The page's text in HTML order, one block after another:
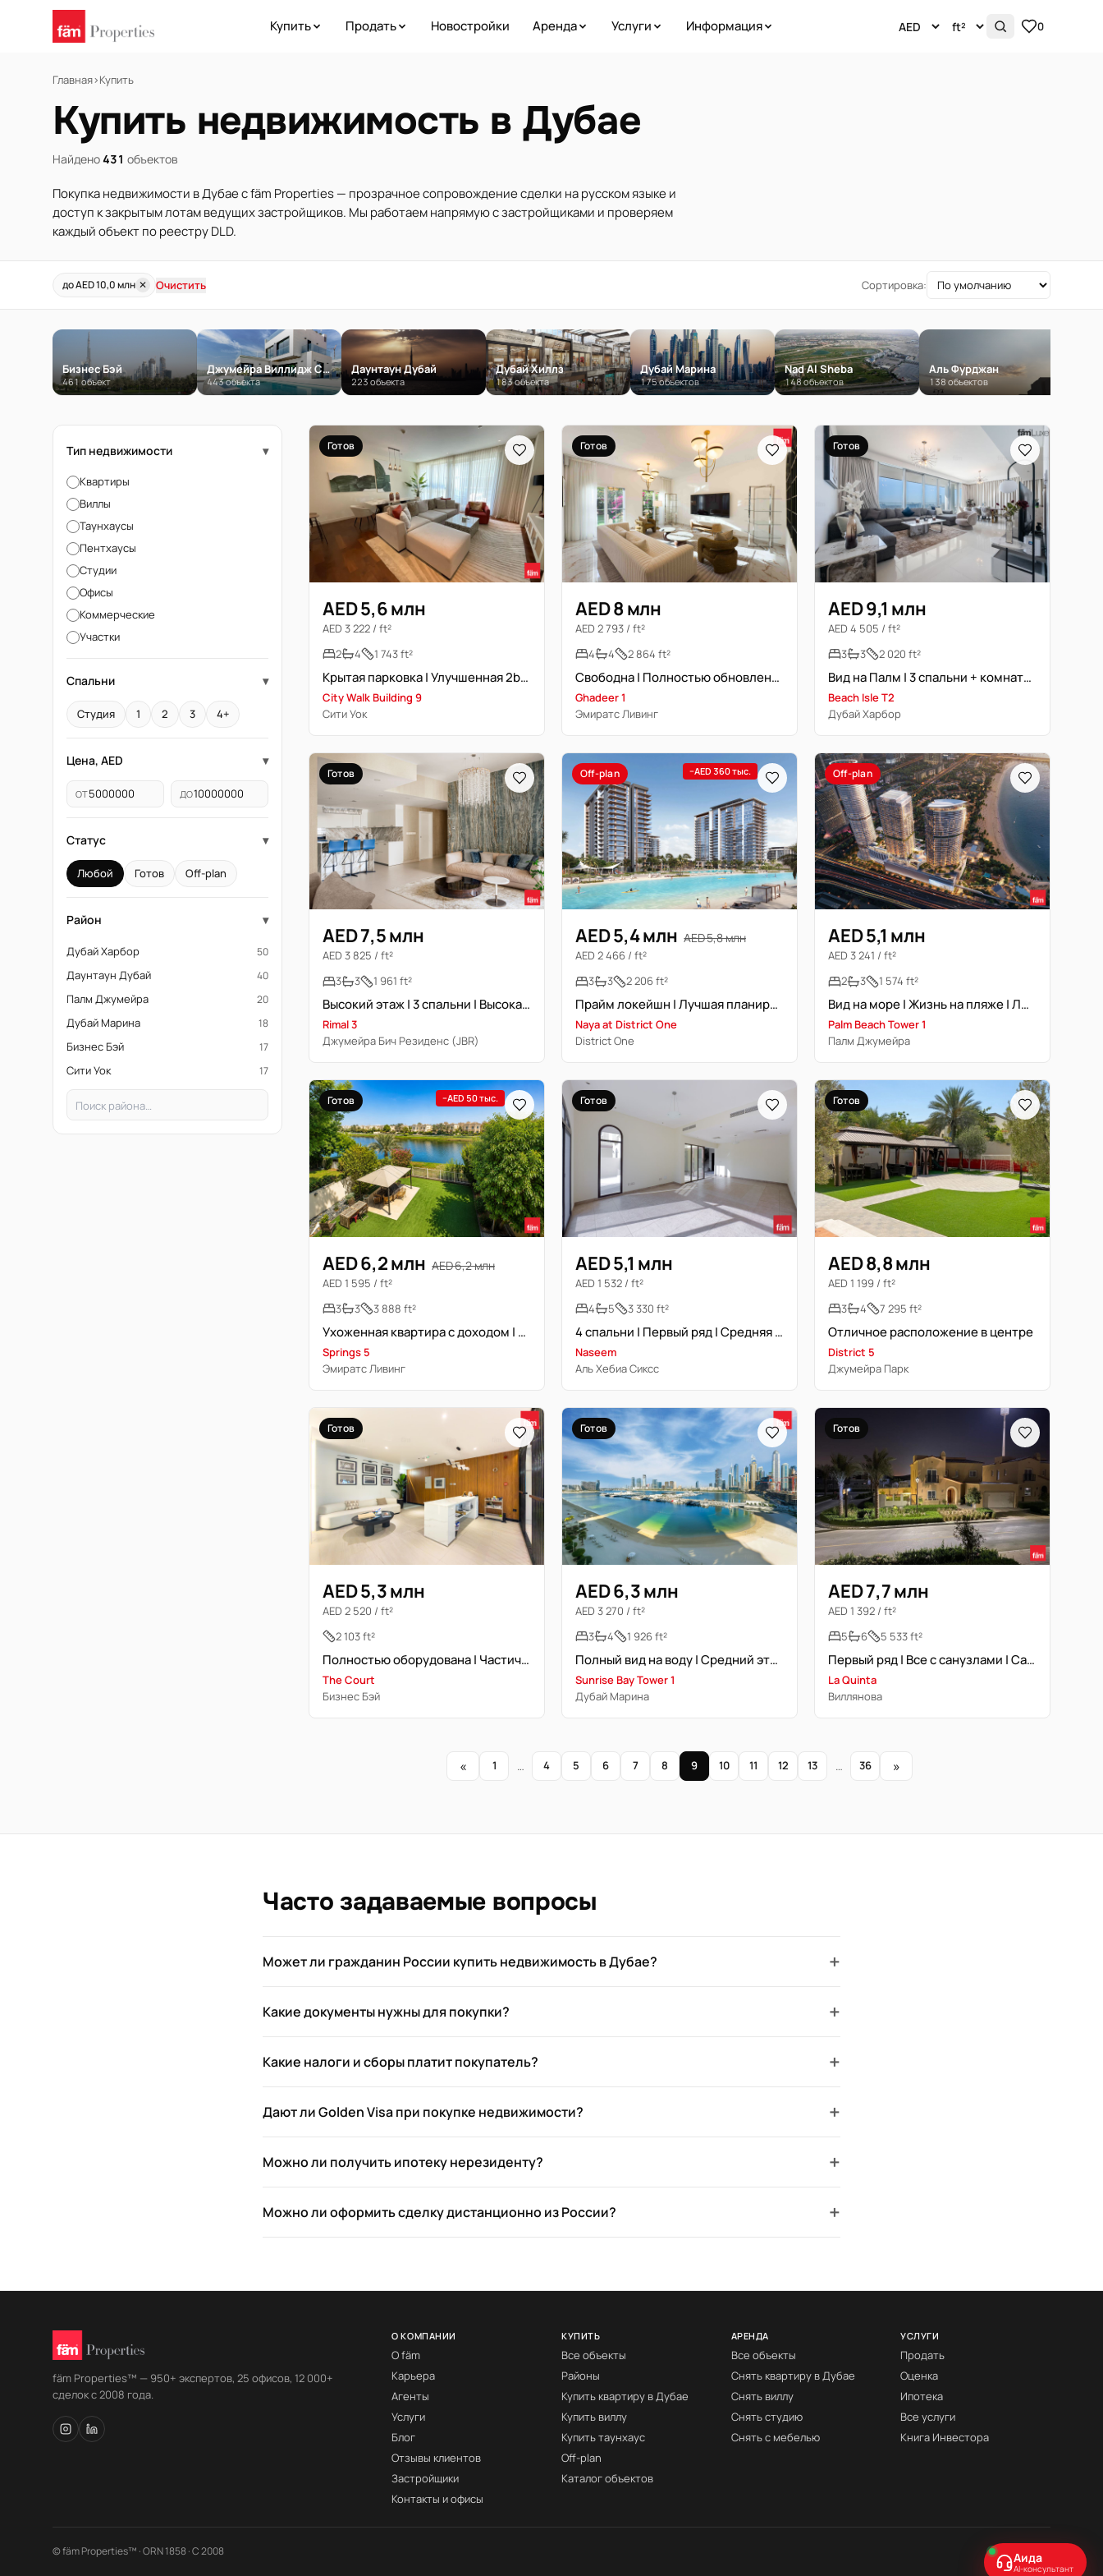
Купить Продать Новостройки Аренда Услуги Информация 0
Главная›Купить
Купить недвижимость в Дубае
Найдено431 объектов
Покупка недвижимости в Дубае с fäm Properties — прозрачное сопровождение сделки на русском языке и
доступ к закрытым лотам ведущих застройщиков. Мы работаем напрямую с застройщиками и проверяем
каждый объект по реестру DLD.
до AED 10,0 млн ✕ Очистить Сортировка:
Бизнес Бэй
461 объект
Джумейра Виллидж Серкл (JVC)
443 объекта
Даунтаун Дубай
223 объекта
Дубай Хиллз
183 объекта
Дубай Марина
175 объектов
Nad Al Sheba
148 объектов
Аль Фурджан
138 объектов
Тип недвижимости ▾
Квартиры
Виллы
Таунхаусы
Пентхаусы
Студии
Офисы
Коммерческие
Участки
Спальни ▾
Студия 1 2 3 4+
Цена, AED ▾
ОТ ДО
Статус ▾
Любой Готов Off-plan
Район ▾
Дубай Харбор 50
Даунтаун Дубай 40
Палм Джумейра 20
Дубай Марина 18
Бизнес Бэй 17
Сити Уок 17
Готов
AED 5,6 млн
AED 3 222 / ft²
2
4 1 743 ft²
Крытая парковка | Улучшенная 2br+комната для прислуги | Вид на бассейн
City Walk Building 9
Сити Уок
Готов
AED 8 млн
AED 2 793 / ft²
4
4 2 864 ft²
Свободна | Полностью обновлена | Меблирована
Ghadeer 1
Эмиратс Ливинг
Готов
AED 9,1 млн
AED 4 505 / ft²
3
3 2 020 ft²
Вид на Палм | 3 спальни + комната для прислуги | Полностью меблирована
Beach Isle T2
Дубай Харбор
Готов
AED 7,5 млн
AED 3 825 / ft²
3
3 1 961 ft²
Высокий этаж | 3 спальни | Высокая доходность | Панорамный вид
Rimal 3
Джумейра Бич Резиденс (JBR)
Off-plan −AED 360 тыс.
AED 5,4 млн AED 5,8 млн
AED 2 466 / ft²
3
3 2 206 ft²
Прайм локейшн | Лучшая планировка
Naya at District One
District One
Off-plan
AED 5,1 млн
AED 3 241 / ft²
2
3 1 574 ft²
Вид на море | Жизнь на пляже | Люксовый
Palm Beach Tower 1
Палм Джумейра
Готов −AED 50 тыс.
AED 6,2 млн AED 6,2 млн
AED 1 595 / ft²
3
3 3 888 ft²
Ухоженная квартира с доходом | Озеро
Springs 5
Эмиратс Ливинг
Готов
AED 5,1 млн
AED 1 532 / ft²
4
5 3 330 ft²
4 спальни | Первый ряд | Средняя позиция | Свободна скоро
Naseem
Аль Хебиа Сиксс
Готов
AED 8,8 млн
AED 1 199 / ft²
3
4 7 295 ft²
Отличное расположение в центре
District 5
Джумейра Парк
Готов
AED 5,3 млн
AED 2 520 / ft²
2 103 ft²
Полностью оборудована | Частичный вид на канал | Лучшая планировка
The Court
Бизнес Бэй
Готов
AED 6,3 млн
AED 3 270 / ft²
3
4 1 926 ft²
Полный вид на воду | Средний этаж | Свободна
Sunrise Bay Tower 1
Дубай Марина
Готов
AED 7,7 млн
AED 1 392 / ft²
5
6 5 533 ft²
Первый ряд | Все с санузлами | Самый большой угловой участок
La Quinta
Виллянова
« 1 … 4 5 6 7 8 9 10 11 12 13 … 36 »
Часто задаваемые вопросы
Может ли гражданин России купить недвижимость в Дубае? +
Какие документы нужны для покупки? +
Какие налоги и сборы платит покупатель? +
Дают ли Golden Visa при покупке недвижимости? +
Можно ли получить ипотеку нерезиденту? +
Можно ли оформить сделку дистанционно из России? +
Аида
AI-консультант
fäm Properties™ — 950+ экспертов, 25 офисов, 12 000+
сделок с 2008 года.
О КОМПАНИИ
О fäm
Карьера
Агенты
Услуги
Блог
Отзывы клиентов
Застройщики
Контакты и офисы
КУПИТЬ
Все объекты
Районы
Купить квартиру в Дубае
Купить виллу
Купить таунхаус
Off-plan
Каталог объектов
АРЕНДА
Все объекты
Снять квартиру в Дубае
Снять виллу
Снять студию
Снять с мебелью
УСЛУГИ
Продать
Оценка
Ипотека
Все услуги
Книга Инвестора
© fäm Properties™ · ORN 1858 · С 2008